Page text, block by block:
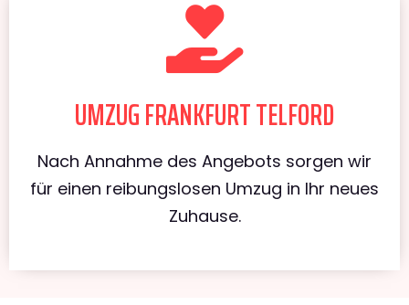
UMZUG FRANKFURT TELFORD
Nach Annahme des Angebots sorgen wir
für einen reibungslosen Umzug in Ihr neues
Zuhause.